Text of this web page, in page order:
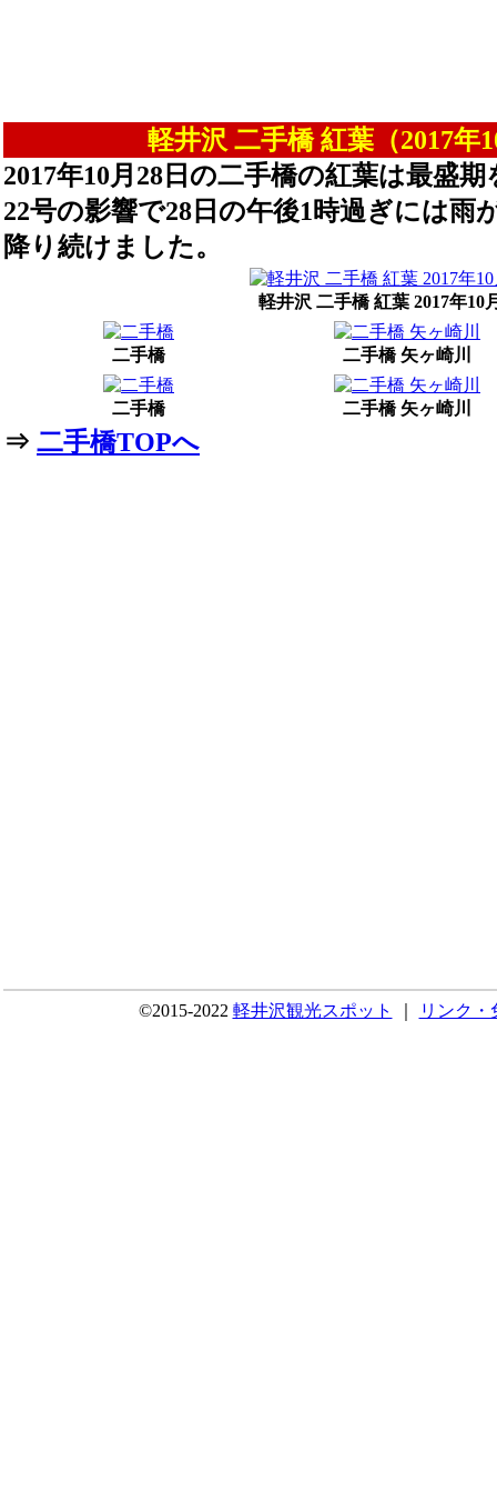
軽井沢 二手橋 紅葉（2017年
2017年10月28日の二手橋の紅葉は最盛
22号の影響で28日の午後1時過ぎには雨
降り続けました。
軽井沢 二手橋 紅葉 2017年10
二手橋 二手橋 矢ヶ崎川
二手橋 二手橋 矢ヶ崎川
⇒ 二手橋TOPへ
©2015-2022 軽井沢観光スポット リンク・